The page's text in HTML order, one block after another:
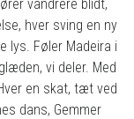
vandrere blidt,
hver sving en ny
lys. Føler Madeira i
vi deler. Med
en skat, tæt ved
dans, Gemmer